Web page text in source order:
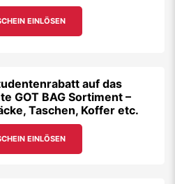
EINLÖSEN
auf das
GOT BAG Sortiment –
Taschen, Koffer etc.
EINLÖSEN